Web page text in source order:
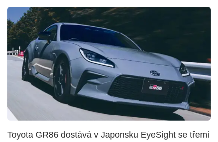
Toyota GR86 dostává v Japonsku EyeSight se třemi